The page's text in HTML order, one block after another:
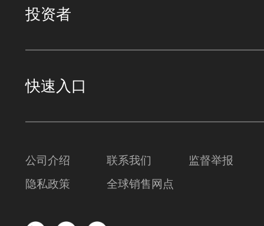
投资者
快速入口
公司介绍 联系我们
监督举报
隐私政策
全球销售网点